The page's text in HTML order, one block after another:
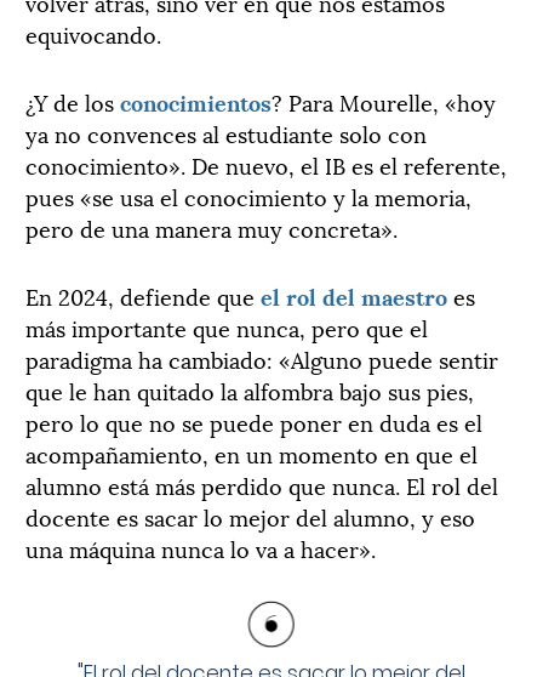
equivocando.
¿Y de losconocimientos? Para Mourelle, «hoy
ya no convences al estudiante solo con
conocimiento». De nuevo, el IB es el referente,
pues «se usa el conocimiento y la memoria,
pero de una manera muy concreta».
En 2024, defiende que el rol del maestroes
más importante que nunca, pero que el
paradigma ha cambiado: «Alguno puede sentir
que le han quitado la alfombra bajo sus pies,
pero lo que no se puede poner en duda es el
acompañamiento, en un momento en que el
alumno está más perdido que nunca. El rol del
docente es sacar lo mejor del alumno, y eso
una máquina nunca lo va a hacer».